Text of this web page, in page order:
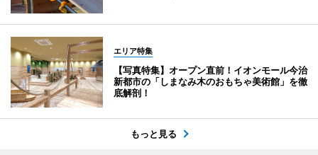
エリア特集
【写真特集】オープン直前！イオンモール今治
新都市の「しまなみ木のおもちゃ美術館」を徹
底解剖！
もっと見る